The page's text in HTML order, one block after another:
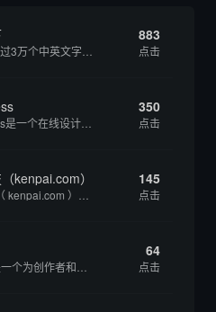
883
点击
350
点击
kenpai.com） 145
点击
64
点击